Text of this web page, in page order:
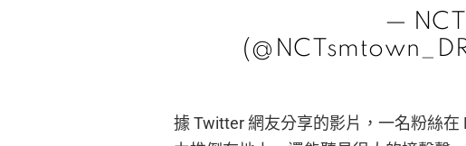
—
據 Twitter 網友分享的影片，一名粉絲在